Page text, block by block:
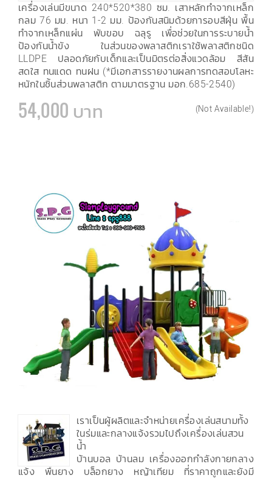
เครื่องเล่นมีขนาด 240*520*380 ซม. เสาหลักทำจากเหล็ก
กลม 76 มม. หนา 1-2 มม. ป้องกันสนิมด้วยการอบสีฝุ่น พื้น
ทำจากเหล็กแผ่น พับขอบ ฉลุรู เพื่อช่วยในการระบายน้ำ
ป้องกันน้ำขัง ในส่วนของพลาสติกเราใช้พลาสติกชนิด
LLDPE ปลอดภัยกับเด็กและเป็นมิตรต่อสิ่งแวดล้อม สีสัน
สดใส ทนแดด ทนฝน (*มีเอกสารรายงานผลการทดสอบโลหะ
หนักในชิ้นส่วนพลาสติก ตามมาตรฐาน มอก.685-2540)
54,000 บาท (Not Available!)
เราเป็นผู้ผลิตและจำหน่ายเครื่องเล่นสนามทั้ง
ในร่มและกลางแจ้งรวมไปถึงเครื่องเล่นสวน
น้ำ
บ้านบอล บ้านลม เครื่องออกกำลังกายกลาง
แจ้ง พื้นยาง บล็อกยาง หญ้าเทียม ที่ราคาถูกและยังมี